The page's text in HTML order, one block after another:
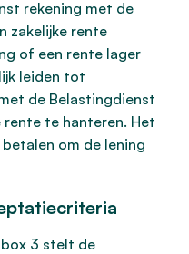
rekening met de
zakelijke rente
of een rente lager
leiden tot
de Belastingdienst
rente te hanteren. Het
om de lening
box 3 stelt de